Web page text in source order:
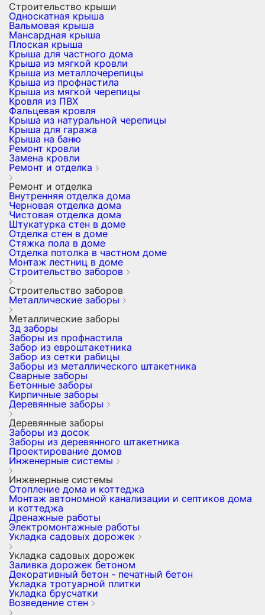
Строительство крыши
Односкатная крыша
Вальмовая крыша
Мансардная крыша
Плоская крыша
Крыша для частного дома
Крыша из мягкой кровли
Крыша из металлочерепицы
Крыша из профнастила
Крыша из мягкой черепицы
Кровля из ПВХ
Фальцевая кровля
Крыша из натуральной черепицы
Крыша для гаража
Крыша на баню
Ремонт кровли
Замена кровли
Ремонт и отделка
Ремонт и отделка
Внутренняя отделка дома
Черновая отделка дома
Чистовая отделка дома
Штукатурка стен в доме
Отделка стен в доме
Стяжка пола в доме
Отделка потолка в частном доме
Монтаж лестниц в доме
Строительство заборов
Строительство заборов
Металлические заборы
Металлические заборы
3д заборы
Заборы из профнастила
Забор из евроштакетника
Забор из сетки рабицы
Заборы из металлического штакетника
Сварные заборы
Бетонные заборы
Кирпичные заборы
Деревянные заборы
Деревянные заборы
Заборы из досок
Заборы из деревянного штакетника
Проектирование домов
Инженерные системы
Инженерные системы
Отопление дома и коттеджа
Монтаж автономной канализации и септиков дома
и коттеджа
Дренажные работы
Электромонтажные работы
Укладка садовых дорожек
Укладка садовых дорожек
Заливка дорожек бетоном
Декоративный бетон - печатный бетон
Укладка тротуарной плитки
Укладка брусчатки
Возведение стен